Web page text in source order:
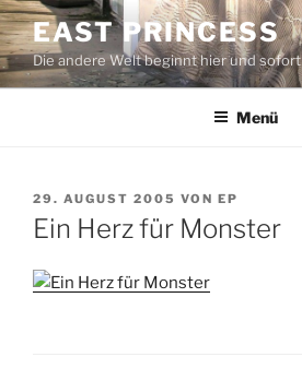
Zum
Inhalt
springen
EAST PRINCESS
Die andere Welt beginnt hier und sofort
Menü
VERÖFFENTLICHT
AM
29. AUGUST 2005 VON EP
Ein Herz für Monster